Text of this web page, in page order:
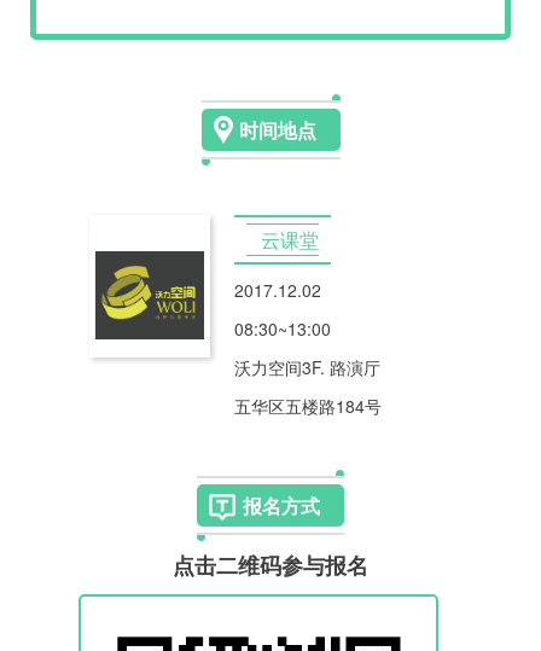
时间地点
云课堂
2017.12.02
08:30~13:00
沃力空间3F. 路演厅
五华区五楼路184号
报名方式
点击二维码参与报名